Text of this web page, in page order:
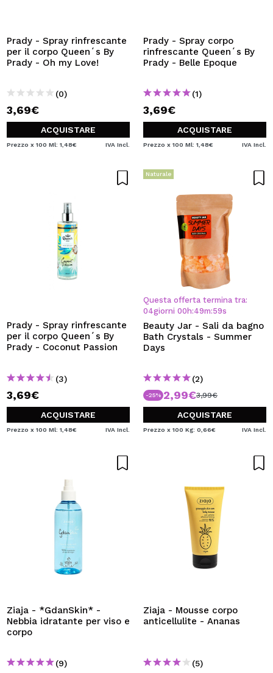
Prady - Spray rinfrescante
per il corpo Queen´s By
Prady - Oh my Love!
(0)
3,69€
ACQUISTARE
Prezzo x 100 Ml: 1,48€ IVA Incl.
Prady - Spray corpo
rinfrescante Queen´s By
Prady - Belle Epoque
(1)
3,69€
ACQUISTARE
Prezzo x 100 Ml: 1,48€ IVA Incl.
Prady - Spray rinfrescante
per il corpo Queen´s By
Prady - Coconut Passion
(3)
3,69€
ACQUISTARE
Prezzo x 100 Ml: 1,48€ IVA Incl.
Naturale
Questa offerta termina tra:
04giorni 00 h:49m:59s
Beauty Jar - Sali da bagno
Bath Crystals - Summer
Days
(2)
-25% 2,99€3,99€
ACQUISTARE
Prezzo x 100 Kg: 0,66€ IVA Incl.
Ziaja - *GdanSkin* -
Nebbia idratante per viso e
corpo
(9)
Ziaja - Mousse corpo
anticellulite - Ananas
(5)